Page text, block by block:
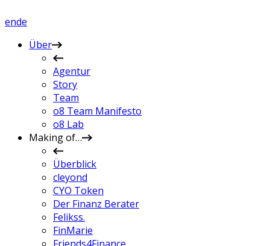
ende
Über
Agentur
Story
Team
o8 Team Manifesto
o8 Lab
Making of…
Überblick
cleyond
CYO Token
Der Finanz Berater
Felikss.
FinMarie